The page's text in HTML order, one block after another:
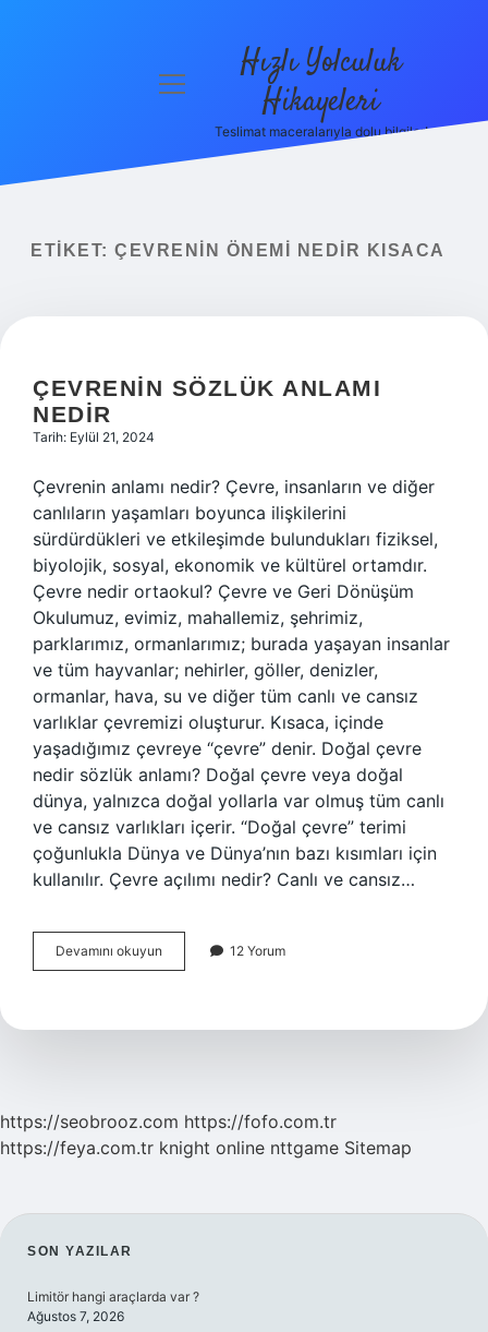
menüyü
Hızlı Yolculuk
Hikayeleri
Teslimat maceralarıyla dolu bilgiler!
ETIKET: ÇEVRENIN ÖNEMI NEDIR KISACA
ÇEVRENIN SÖZLÜK ANLAMI
NEDIR
Tarih: Eylül 21, 2024
Çevrenin anlamı nedir? Çevre, insanların ve diğer
canlıların yaşamları boyunca ilişkilerini
sürdürdükleri ve etkileşimde bulundukları fiziksel,
biyolojik, sosyal, ekonomik ve kültürel ortamdır.
Çevre nedir ortaokul? Çevre ve Geri Dönüşüm
Okulumuz, evimiz, mahallemiz, şehrimiz,
parklarımız, ormanlarımız; burada yaşayan insanlar
ve tüm hayvanlar; nehirler, göller, denizler,
ormanlar, hava, su ve diğer tüm canlı ve cansız
varlıklar çevremizi oluşturur. Kısaca, içinde
yaşadığımız çevreye “çevre” denir. Doğal çevre
nedir sözlük anlamı? Doğal çevre veya doğal
dünya, yalnızca doğal yollarla var olmuş tüm canlı
ve cansız varlıkları içerir. “Doğal çevre” terimi
çoğunlukla Dünya ve Dünya’nın bazı kısımları için
kullanılır. Çevre açılımı nedir? Canlı ve cansız…
Devamını okuyun Çevrenin
Sözlük
12 Yorum
https://seobrooz.com https://fofo.com.tr
https://feya.com.tr knight online nttgame Sitemap
SIDEBAR
SON YAZILAR
Limitör hangi araçlarda var ?
Ağustos 7, 2026